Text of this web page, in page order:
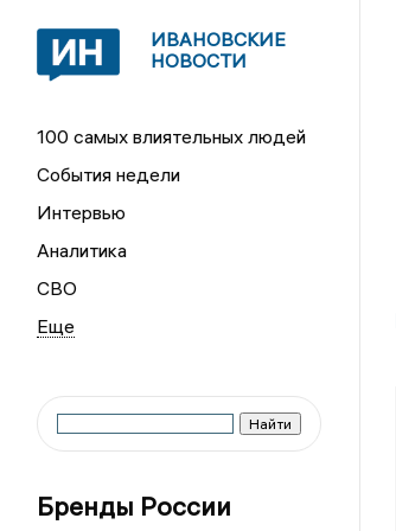
ИВАНОВСКИЕ
НОВОСТИ
100 самых влиятельных людей
События недели
Интервью
Аналитика
СВО
Бренды России